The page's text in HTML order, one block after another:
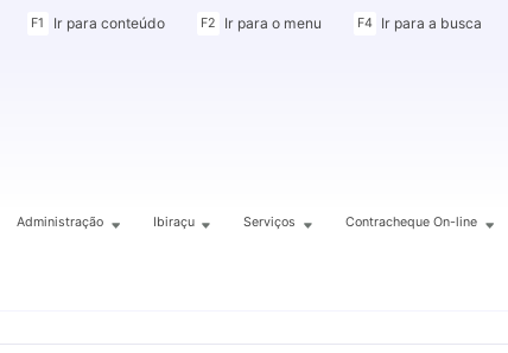
Ir para conteúdo
F1 Ir para o menu
F2 Ir para a busca
F4
Administração Ibiraçu Serviços Contracheque On-line